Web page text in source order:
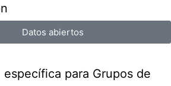
Datos abiertos
específica para Grupos de